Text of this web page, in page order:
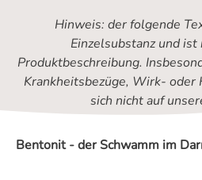
Hinweis: der folgende
Einzelsubstanz und
Produktbeschreibung.
Krankheitsbezüge, Wirk- oder
sich nicht auf
Bentonit - der Schwamm im